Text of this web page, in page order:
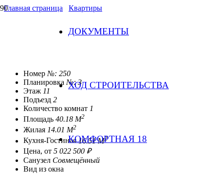
ДОКУМЕНТЫ
ХОД СТРОИТЕЛЬСТВА
КОМФОРТНАЯ 18
Главная страница Квартиры
Квартира-250
Номер №: 250
Планировка №: 3
Этаж 11
Подъезд 2
Количество комнат 1
Площадь 40.18 М2
Жилая 14.01 М2
Кухня-Гостиная16.51 М2
Цена, от 5 022 500 ₽
Санузел Совмещённый
Вид из окна